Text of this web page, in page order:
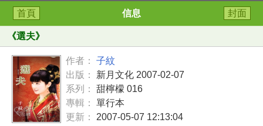
首頁 信息 封面
《選夫》
作者：
子紋
出版：
新月文化 2007-02-07
系列：
甜檸檬 016
專輯：
單行本
更新：
2007-05-07 12:13:04